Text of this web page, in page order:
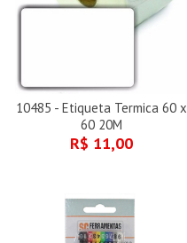
10485 - Etiqueta Termica 60 x
60 20M
R$ 11,00